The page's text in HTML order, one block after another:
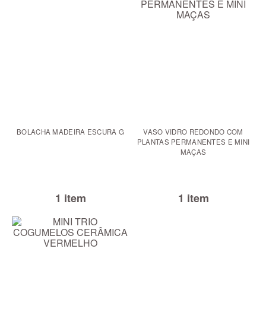
BOLACHA MADEIRA ESCURA G
1 item
VASO VIDRO REDONDO COM
PLANTAS PERMANENTES E MINI
MAÇAS
1 item